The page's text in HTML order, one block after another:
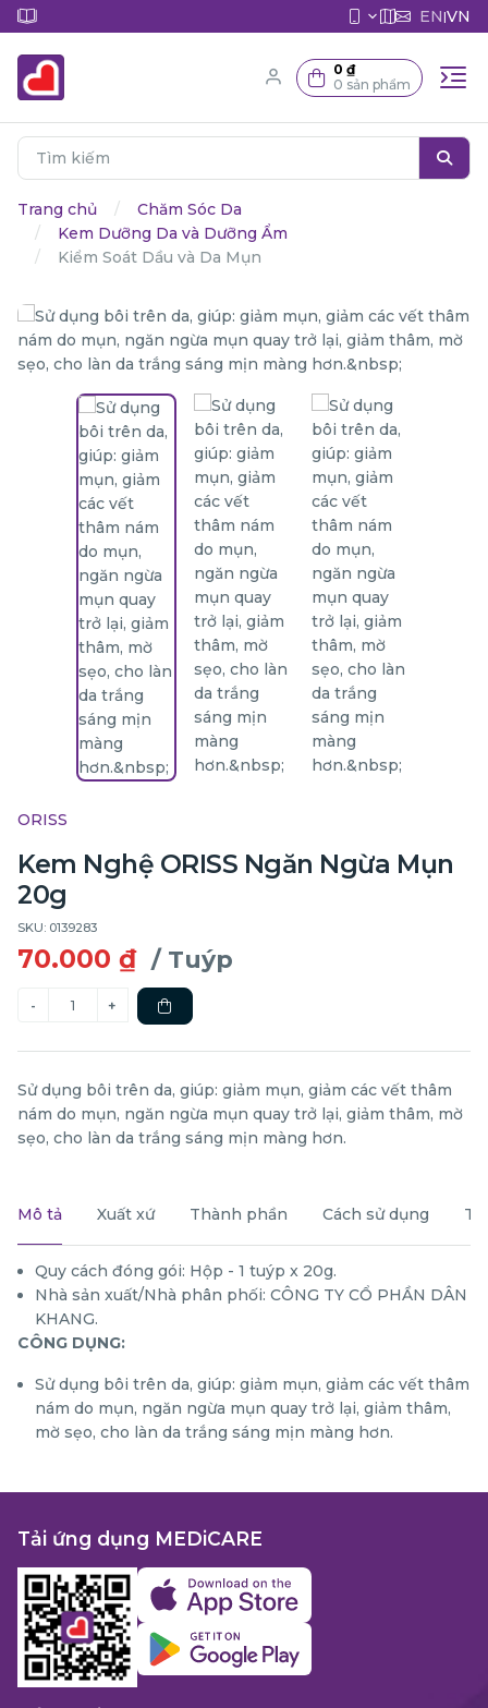
EN|VN
0 ₫
0 sản phẩm
Trang chủ
Chăm Sóc Da
Kem Dưỡng Da và Dưỡng Ẩm
Kiểm Soát Dầu và Da Mụn
ORISS
Kem Nghệ ORISS Ngăn Ngừa Mụn
20g
SKU: 0139283
70.000 ₫ / Tuýp
Sử dụng bôi trên da, giúp: giảm mụn, giảm các vết thâm
nám do mụn, ngăn ngừa mụn quay trở lại, giảm thâm, mờ
sẹo, cho làn da trắng sáng mịn màng hơn.
Mô tả Xuất xứ Thành phần Cách sử dụng
Quy cách đóng gói: Hộp - 1 tuýp x 20g.
Nhà sản xuất/Nhà phân phối: CÔNG TY CỔ PHẦN DÂN
KHANG.
CÔNG DỤNG:
Sử dụng bôi trên da, giúp: giảm mụn, giảm các vết thâm
nám do mụn, ngăn ngừa mụn quay trở lại, giảm thâm,
mờ sẹo, cho làn da trắng sáng mịn màng hơn.
Tải ứng dụng MEDiCARE